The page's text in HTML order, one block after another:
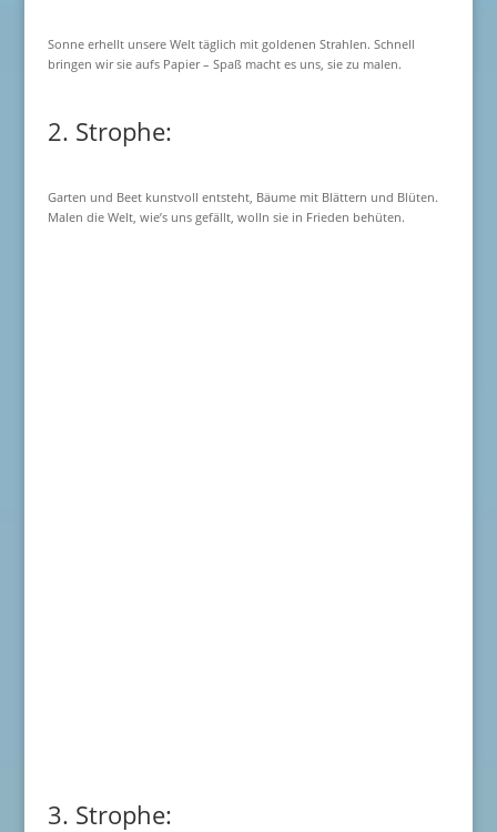
Sonne erhellt unsere Welt täglich mit goldenen Strahlen. Schnell
bringen wir sie aufs Papier – Spaß macht es uns, sie zu malen.
2. Strophe:
Garten und Beet kunstvoll entsteht, Bäume mit Blättern und Blüten.
Malen die Welt, wie’s uns gefällt, wolln sie in Frieden behüten.
3. Strophe: